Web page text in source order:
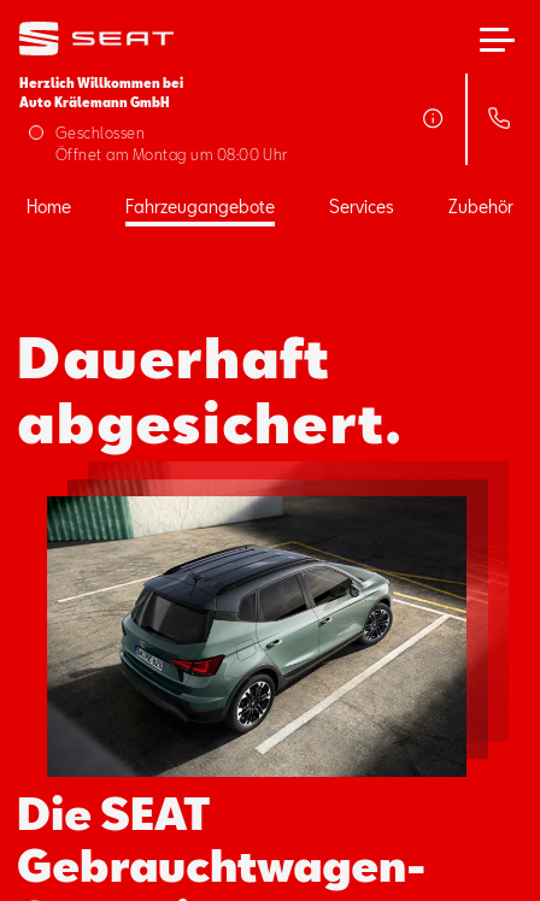
Herzlich Willkommen bei
Auto Krälemann GmbH
Geschlossen
Öffnet am Montag um 08:00 Uhr
Home
Fahrzeugangebote
Zubehör
SEAT FOR BUSINESS
Über uns
Aktionen
Home Fahrzeugangebote Services Zubehör
Dauerhaft
abgesichert.
Die SEAT
Gebrauchtwagen-